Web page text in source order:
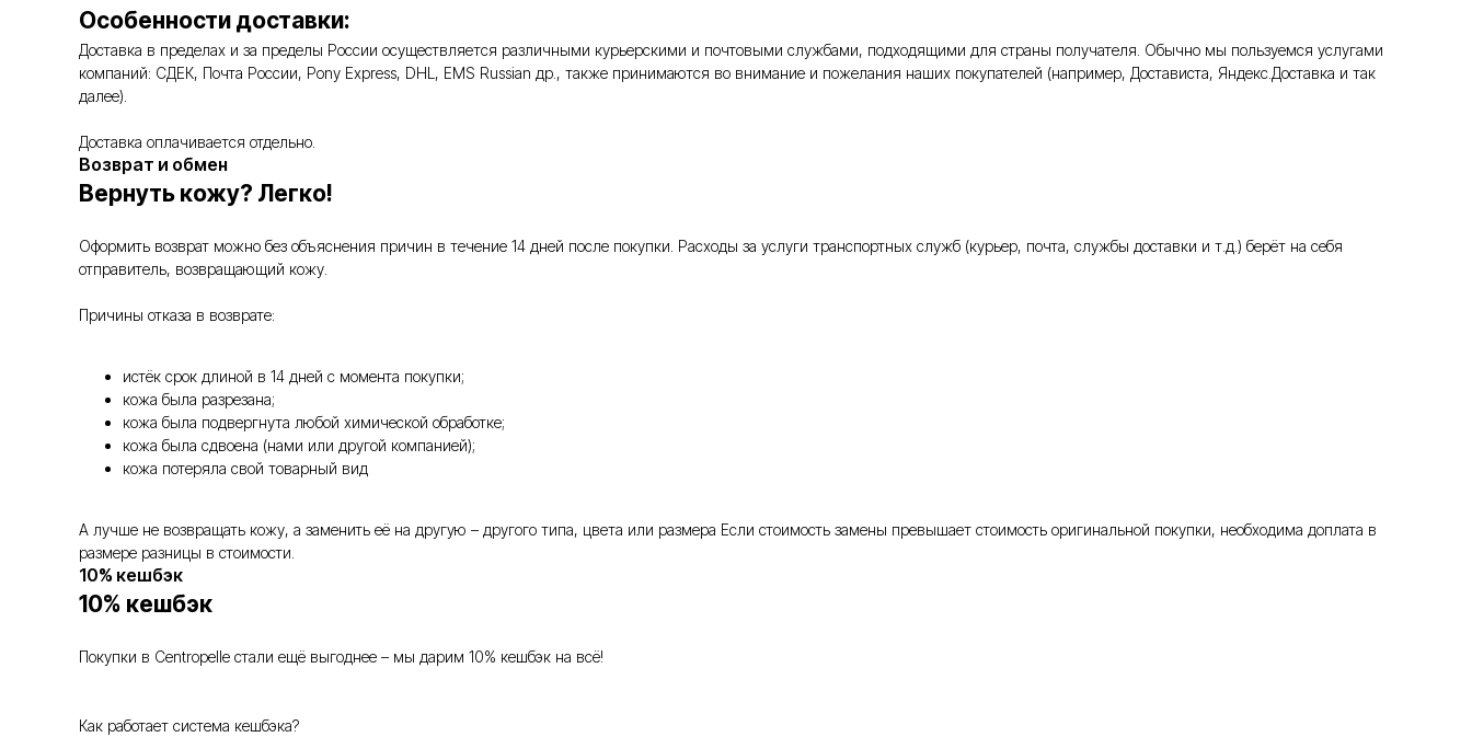
Особенности доставки:
Доставка в пределах и за пределы России осуществляется различными курьерскими и почтовыми службами, подходящими для страны получателя. Обычно мы пользуемся услугами
компаний: СДЕК, Почта России, Pony Express, DHL, EMS Russian др., также принимаются во внимание и пожелания наших покупателей (например, Достависта, Яндекс.Доставка и так
далее).
Доставка оплачивается отдельно.
Возврат и обмен
Вернуть кожу? Легко!
Оформить возврат можно без объяснения причин в течение 14 дней после покупки. Расходы за услуги транспортных служб (курьер, почта, службы доставки и т.д.) берёт на себя
отправитель, возвращающий кожу.
Причины отказа в возврате:
истёк срок длиной в 14 дней с момента покупки;
кожа была разрезана;
кожа была подвергнута любой химической обработке;
кожа была сдвоена (нами или другой компанией);
кожа потеряла свой товарный вид
А лучше не возвращать кожу, а заменить её на другую – другого типа, цвета или размера Если стоимость замены превышает стоимость оригинальной покупки, необходима доплата в
размере разницы в стоимости.
10% кешбэк
10% кешбэк
Покупки в Centropelle стали ещё выгоднее – мы дарим 10% кешбэк на всё!
Как работает система кешбэка?